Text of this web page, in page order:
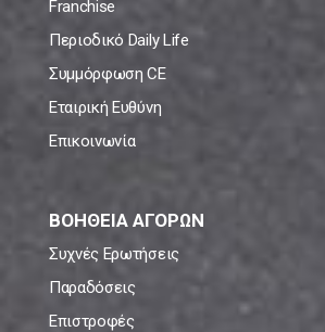
Franchise
Περιοδικό Daily Life
Συμμόρφωση CE
Εταιρική Ευθύνη
Επικοινωνία
ΒΟΗΘΕΙΑ ΑΓΟΡΩΝ
Συχνές Ερωτήσεις
Παραδόσεις
Επιστροφές